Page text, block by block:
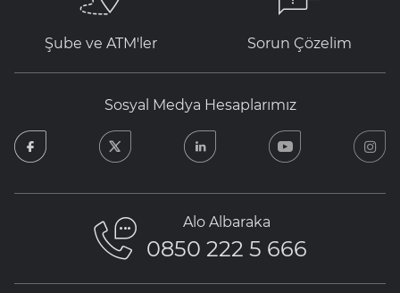
Şube ve ATM'ler Sorun Çözelim
Sosyal Medya Hesaplarımız
facebook
Alo Albaraka
0850 222 5 666